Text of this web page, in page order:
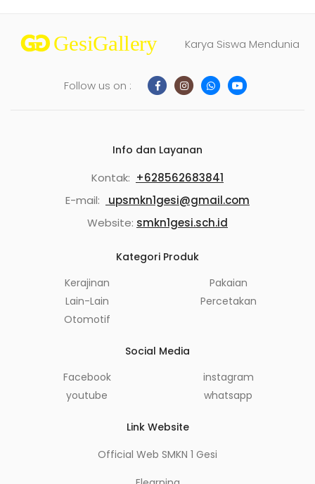
Karya Siswa Mendunia
Follow us on :
Info dan Layanan
Kontak: +628562683841
E-mail:
upsmkn1gesi@gmail.com
Website: smkn1gesi.sch.id
Kategori Produk
Kerajinan
Lain-Lain
Otomotif
Pakaian
Percetakan
Social Media
Facebook
youtube
instagram
whatsapp
Link Website
Official Web SMKN 1 Gesi